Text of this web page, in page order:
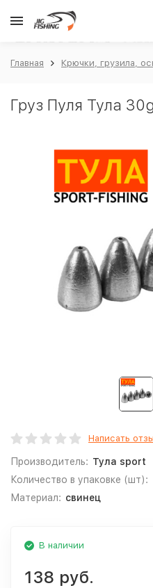
Главная Крючки, грузила,
Груз Пуля Тула
Написать
Производитель: Тула sport
Количество в упаковке (шт):
Материал: свинец
В наличии
138 руб.